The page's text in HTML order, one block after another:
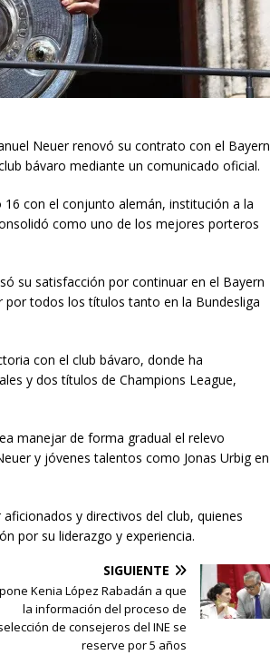
Neuerrenovó su contrato con el Bayern
bávaro mediante un comunicado oficial.
con el conjunto alemán, institución a la
como uno de los mejores porteros
su satisfacción por continuar en el Bayern
todos los títulos tanto en la Bundesliga
con el club bávaro, donde ha
y dos títulos de Champions League,
manejar de forma gradual el relevo
y jóvenes talentos como Jonas Urbig en
y directivos del club, quienes
por su liderazgo y experiencia.
SIGUIENTE
Kenia López Rabadán a que
la información del proceso de
de consejeros del INE se
reserve por 5 años